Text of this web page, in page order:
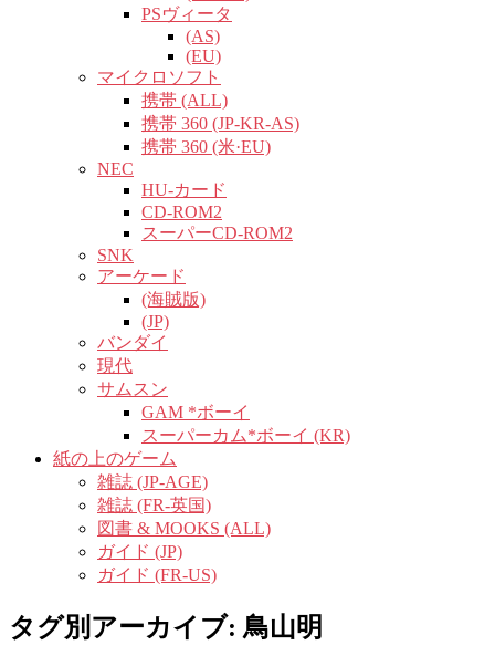
PSヴィータ
(AS)
(EU)
マイクロソフト
携帯 (ALL)
携帯 360 (JP-KR-AS)
携帯 360 (米·EU)
NEC
HU-カード
CD-ROM2
スーパーCD-ROM2
SNK
アーケード
(海賊版)
(JP)
バンダイ
現代
サムスン
GAM *ボーイ
スーパーカム*ボーイ (KR)
紙の上のゲーム
雑誌 (JP-AGE)
雑誌 (FR-英国)
図書 & MOOKS (ALL)
ガイド (JP)
ガイド (FR-US)
タグ別アーカイブ: 鳥山明